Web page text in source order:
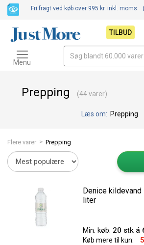
Prepping (44 varer)
Læs om: Prepping
Flere varer > Prepping
Denice kildevand
liter
Min. køb: 20 stk á
Køb mere til kun:
Fri fragt ved køb over 995 kr. inkl. moms
TILBUD
Toggle
navigation
Menu